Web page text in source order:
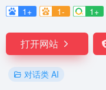
1+
1- 1+
打开网站
对话类 AI